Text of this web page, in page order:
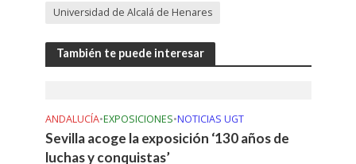
Universidad de Alcalá de Henares
También te puede interesar
ANDALUCÍA•EXPOSICIONES•NOTICIAS UGT
Sevilla acoge la exposición ‘130 años de
luchas y conquistas’